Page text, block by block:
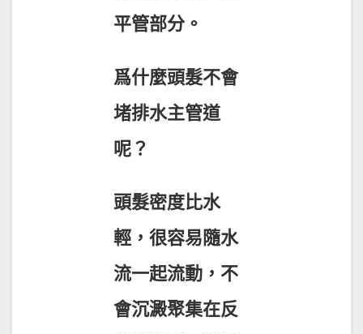
平管部分。
爲什麼頭髮不會
堵排水主管道
呢？
頭髮密度比水
輕，很容易隨水
流一起流動，不
會沉澱聚集在反